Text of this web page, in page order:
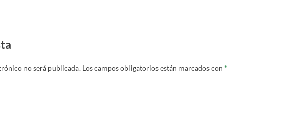
no será publicada. Los campos obligatorios están marcados con *